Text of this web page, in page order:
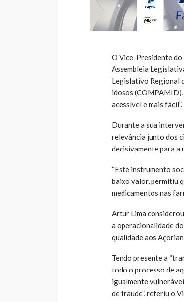
O Vice-Presidente do
Assembleia
Legislativo Regional
idosos
acessível e mais fácil”.
Durante a sua
relevância junto dos
decisivamente para a
“Este instrumento
baixo valor, permitiu
medicamentos nas
Artur Lima
a operacionalidade
qualidade aos
Tendo presente a
todo o processo de
igualmente
de fraude”, referiu o